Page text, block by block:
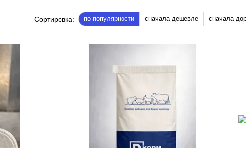
Сортировка: по популярности сначала дешевле сначала